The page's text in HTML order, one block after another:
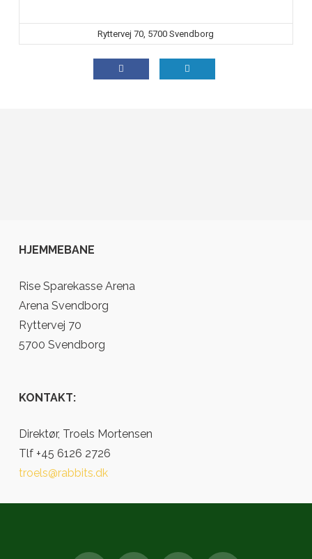
Ryttervej 70, 5700 Svendborg
HJEMMEBANE
Rise Sparekasse Arena
Arena Svendborg
Ryttervej 70
5700 Svendborg
KONTAKT:
Direktør, Troels Mortensen
Tlf +45 6126 2726
troels@rabbits.dk